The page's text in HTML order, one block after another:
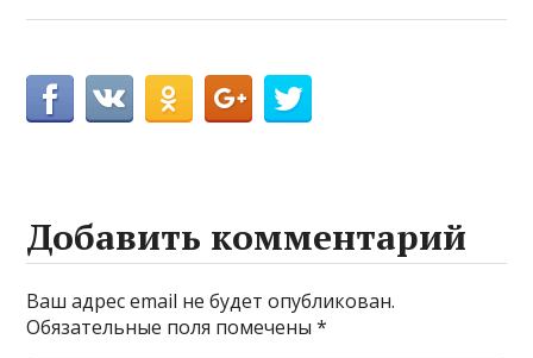
Добавить комментарий
Ваш адрес email не будет опубликован.
Обязательные поля помечены*